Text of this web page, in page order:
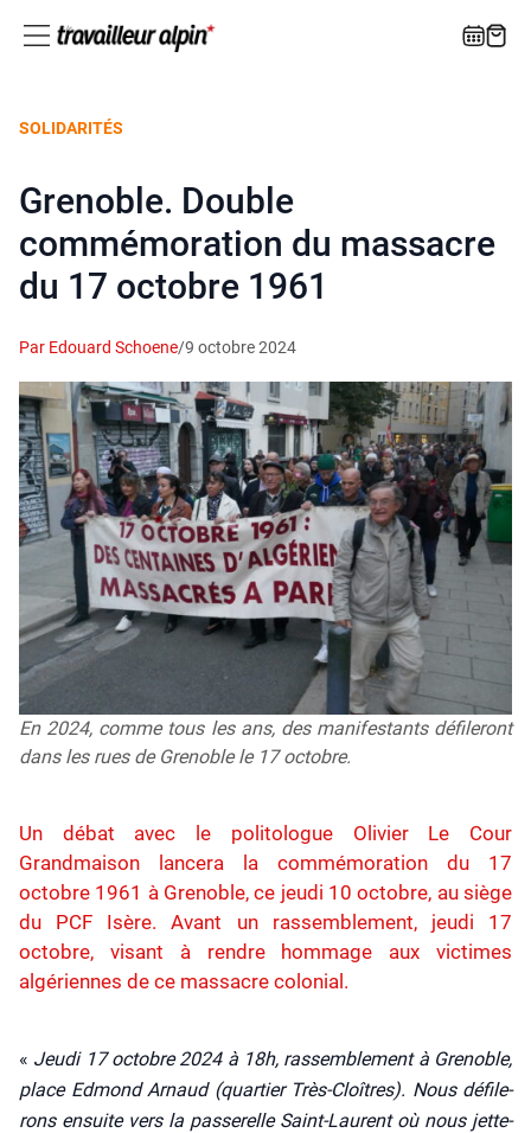
SOLIDARITÉS
Grenoble. Double
commémoration du massacre
du 17 octobre 1961
Par Edouard Schoene/9 octobre 2024
En 2024, comme tous les ans, des manifestants défileront
dans les rues de Grenoble le 17 octobre.
Un débat avec le politologue Olivier Le Cour
Grandmaison lancera la commémoration du 17
octobre 1961 à Grenoble, ce jeudi 10 octobre, au siège
du PCF Isère. Avant un rassemblement, jeudi 17
octobre, visant à rendre hommage aux victimes
algériennes de ce massacre colonial.
« Jeu­di 17 octobre 2024 à 18h, ras­sem­ble­ment à Gre­noble,
place Edmond Arnaud (quar­tier Très-Cloîtres). Nous défi­le­
rons ensuite vers la pas­se­relle Saint-Laurent où nous jet­te­